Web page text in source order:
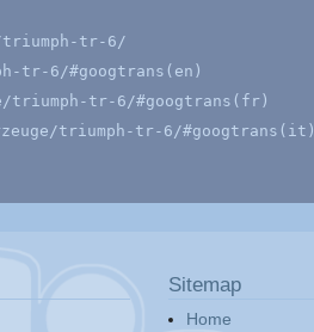
tr-6/
tr-6/#googtrans(en)
tr-6/#googtrans(fr)
triumph-tr-6/#googtrans(it)
Sitemap
Home